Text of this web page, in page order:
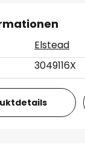
Elstead
3049116X